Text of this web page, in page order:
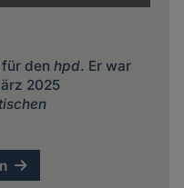
den hpd. Er war
2025